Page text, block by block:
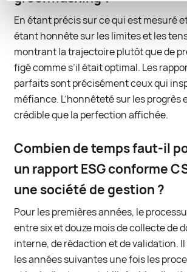
En étant précis sur ce qui est mesuré
étant honnête sur les limites et les
montrant la trajectoire plutôt que de
figé comme s’il était optimal. Les
parfaits sont précisément ceux qui
méfiance. L’honnêteté sur les progrès
crédible que la perfection affichée.
Combien de temps faut-il
un rapport ESG conforme
une société de gestion ?
Pour les premières années, le
entre six et douze mois de collecte de
interne, de rédaction et de validation.
les années suivantes une fois les